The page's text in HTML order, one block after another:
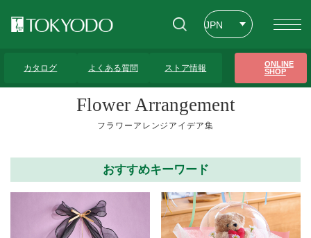
JPN
カタログ よくある質問 ストア情報
ONLINE
SHOP
20ページ
Flower Arrangement
フラワーアレンジアイデア集
おすすめキーワード